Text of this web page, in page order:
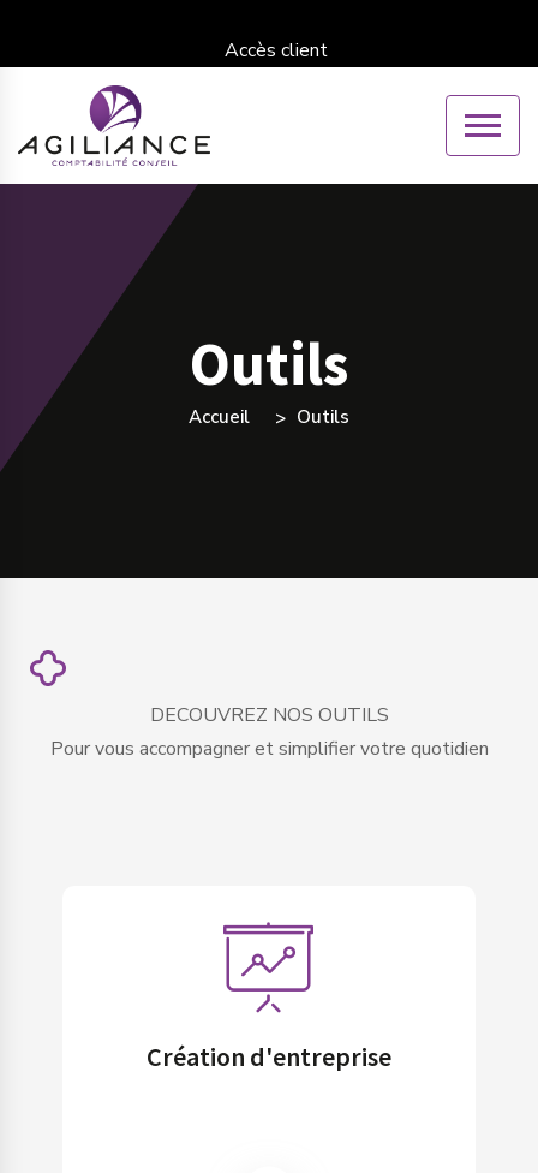
Accès client
Outils
Accueil Outils
DECOUVREZ NOS OUTILS
Pour vous accompagner et simplifier votre quotidien
Création d'entreprise